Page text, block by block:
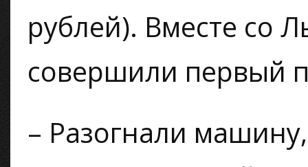
рублей). Вместе со
совершили первый
– Разогнали